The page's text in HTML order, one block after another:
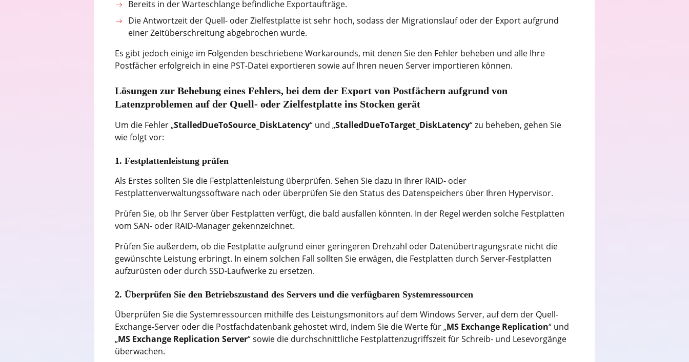
Bereits in der Warteschlange befindliche Exportaufträge.
Die Antwortzeit der Quell- oder Zielfestplatte ist sehr hoch, sodass der Migrationslauf oder der Export aufgrund
einer Zeitüberschreitung abgebrochen wurde.
Es gibt jedoch einige im Folgenden beschriebene Workarounds, mit denen Sie den Fehler beheben und alle Ihre
Postfächer erfolgreich in eine PST-Datei exportieren sowie auf Ihren neuen Server importieren können.
Lösungen zur Behebung eines Fehlers, bei dem der Export von Postfächern aufgrund von
Latenzproblemen auf der Quell- oder Zielfestplatte ins Stocken gerät
Um die Fehler „StalledDueToSource_DiskLatency“ und „StalledDueToTarget_DiskLatency“ zu beheben, gehen Sie
wie folgt vor:
1. Festplattenleistung prüfen
Als Erstes sollten Sie die Festplattenleistung überprüfen. Sehen Sie dazu in Ihrer RAID- oder
Festplattenverwaltungssoftware nach oder überprüfen Sie den Status des Datenspeichers über Ihren Hypervisor.
Prüfen Sie, ob Ihr Server über Festplatten verfügt, die bald ausfallen könnten. In der Regel werden solche Festplatten
vom SAN- oder RAID-Manager gekennzeichnet.
Prüfen Sie außerdem, ob die Festplatte aufgrund einer geringeren Drehzahl oder Datenübertragungsrate nicht die
gewünschte Leistung erbringt. In einem solchen Fall sollten Sie erwägen, die Festplatten durch Server-Festplatten
aufzurüsten oder durch SSD-Laufwerke zu ersetzen.
2. Überprüfen Sie den Betriebszustand des Servers und die verfügbaren Systemressourcen
Überprüfen Sie die Systemressourcen mithilfe des Leistungsmonitors auf dem Windows Server, auf dem der Quell-
Exchange-Server oder die Postfachdatenbank gehostet wird, indem Sie die Werte für „MS Exchange Replication“ und
„MS Exchange Replication Server“ sowie die durchschnittliche Festplattenzugriffszeit für Schreib- und Lesevorgänge
überwachen.